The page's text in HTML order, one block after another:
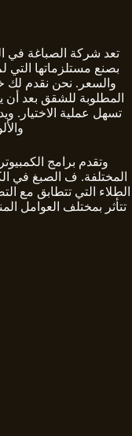
تعد شركة الصباغة في
بصنع مستلزماتها التي
والسعر. نحن نقدم لك
المطلوبة للشقق بعد أن
تسهل عملية الاختيار.
وتقدم برامج
المختلفة. ف الصبغ في
الطلاء التي تتطابق مع
تتأثر بمختلف العوامل